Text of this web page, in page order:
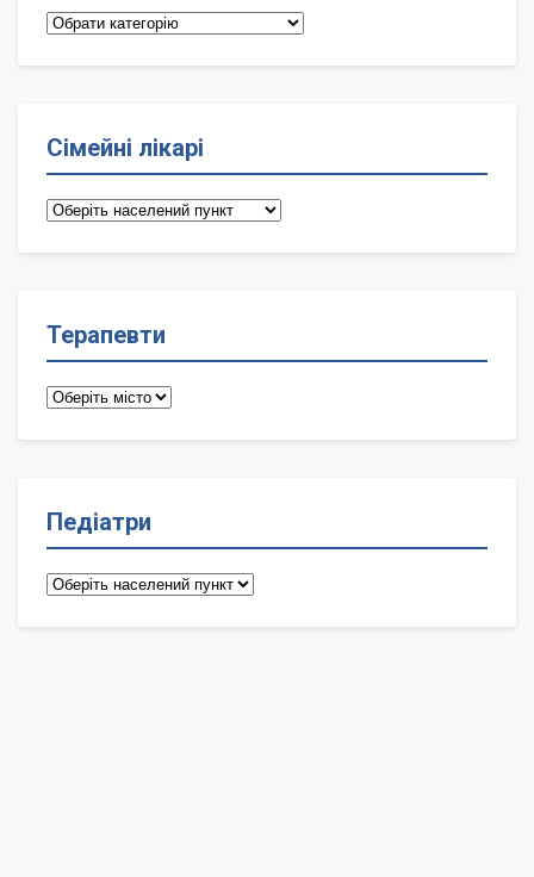
Категорії
Сімейні лікарі
Сімейні
Терапевти
Терапевти
Педіатри
Педіатри